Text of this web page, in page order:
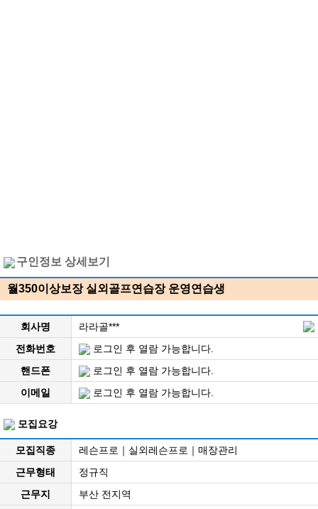
구인정보 상세보기
월350이상보장 실외골프연습장 운영연습생
회사명
라라골***
전화번호
로그인 후 열람 가능합니다.
핸드폰
로그인 후 열람 가능합니다.
이메일
로그인 후 열람 가능합니다.
모집요강
모집직종
레슨프로｜실외레슨프로｜매장관리
근무형태
정규직
근무지
부산 전지역